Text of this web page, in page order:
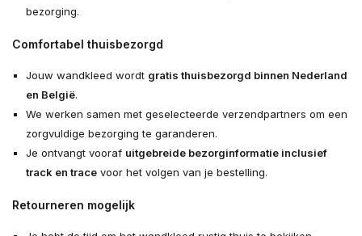
bezorging.
Comfortabel thuisbezorgd
Jouw wandkleed wordt gratis thuisbezorgd binnen Nederland
en België.
We werken samen met geselecteerde verzendpartners om een
zorgvuldige bezorging te garanderen.
Je ontvangt vooraf uitgebreide bezorginformatie inclusief
track en tracevoor het volgen van je bestelling.
Retourneren mogelijk